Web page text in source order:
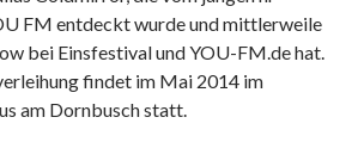
FM entdeckt wurde und mittlerweile
bei Einsfestival und YOU-FM.de hat.
findet im Mai 2014 im
am Dornbusch statt.